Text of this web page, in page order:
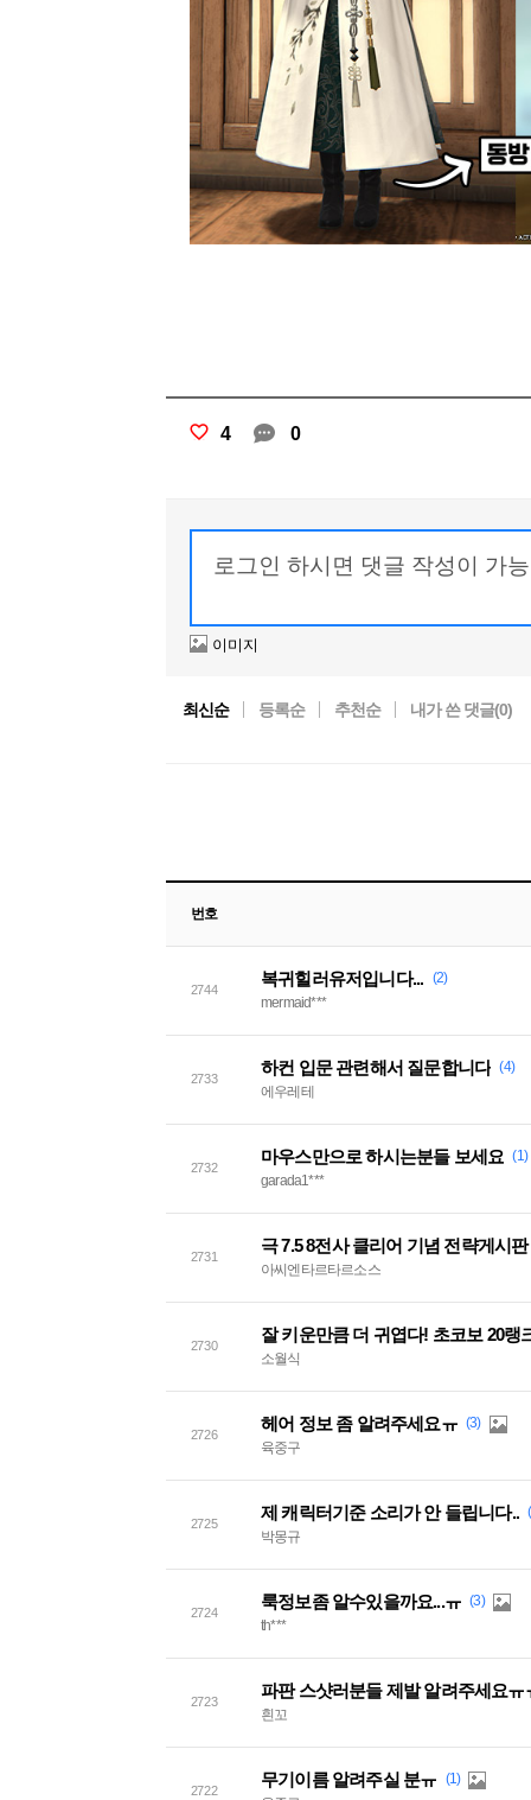
4 0
이미지
최신순 등록순 추천순 내가 쓴 댓글(0)
번호
2744
복귀힐러유저입니다... (2)
mermaid***
2733
하컨 입문 관련해서 질문합니다 (4)
에우레테
2732
마우스만으로 하시는분들 보세요 (1)
garada1***
2731
극 7.5 8전사 클리어 기념 전략게시
아씨엔타르타르소스
2730
잘 키운만큼 더 귀엽다! 초코보 20랭
소월식
2726
헤어 정보 좀 알려주세요ㅠ (3)
육중구
2725
제 캐릭터기준 소리가 안 들립니다..
박몽규
2724
룩정보좀 알수있을까요...ㅠ (3)
th***
2723
파판 스샷러분들 제발 알려주세요ㅠ
흰꼬
2722
무기이름 알려주실 분ㅠ (1)